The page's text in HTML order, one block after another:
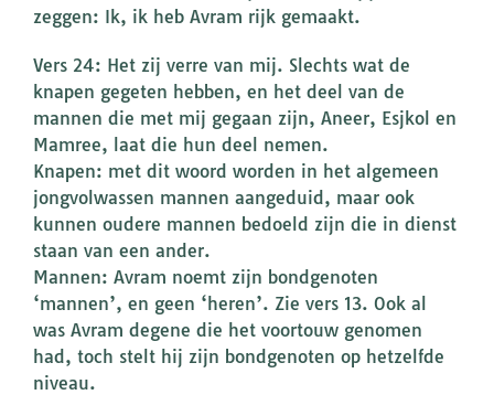
zeggen: Ik, ik heb Avram rijk gemaakt.
Vers 24: Het zij verre van mij. Slechts wat de
knapen gegeten hebben, en het deel van de
mannen die met mij gegaan zijn, Aneer, Esjkol en
Mamree, laat die hun deel nemen.
Knapen: met dit woord worden in het algemeen
jongvolwassen mannen aangeduid, maar ook
kunnen oudere mannen bedoeld zijn die in dienst
staan van een ander.
Mannen: Avram noemt zijn bondgenoten
‘mannen’, en geen ‘heren’. Zie vers 13. Ook al
was Avram degene die het voortouw genomen
had, toch stelt hij zijn bondgenoten op hetzelfde
niveau.